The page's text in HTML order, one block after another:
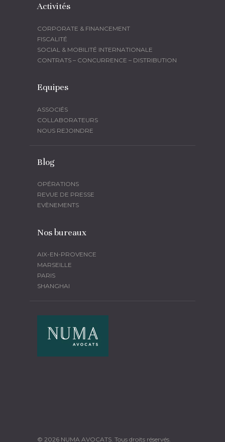
Activités
CORPORATE & FINANCEMENT
FISCALITÉ
SOCIAL & MOBILITÉ INTERNATIONALE
CONTRATS – CONCURRENCE – DISTRIBUTION
Equipes
ASSOCIÉS
COLLABORATEURS
NOUS REJOINDRE
Blog
OPÉRATIONS
REVUE DE PRESSE
EVÈNEMENTS
Nos bureaux
AIX-EN-PROVENCE
MARSEILLE
PARIS
SHANGHAI
© 2026 NUMA AVOCATS. Tous droits réservés.